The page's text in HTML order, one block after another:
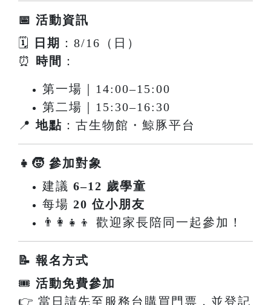
📅 活動資訊
🗓
日期 ：8/16（日）
⏰ 時間 ：
第一場｜14:00–15:00
第二場｜15:30–16:30
📍地點 ：古生物館・鯨豚平台
👧🧒 參加對象
建議 6–12 歲學童
每場 20 位小朋友
👨‍👩‍👧‍👦 歡迎家長陪同一起參加！
📝 報名方式
🎟 活動免費參加
👉 當日請先至服務台購買門票，並登記